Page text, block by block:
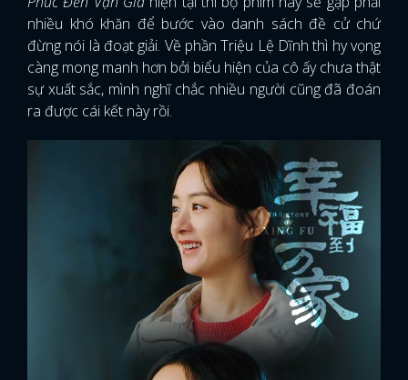
nhiều khó khăn để bước vào danh sách đề cử chứ
đừng nói là đoạt giải. Về phần Triệu Lệ Dĩnh thì hy vọng
càng mong manh hơn bởi biểu hiện của cô ấy chưa thật
sự xuất sắc, mình nghĩ chắc nhiều người cũng đã đoán
ra được cái kết này rồi.